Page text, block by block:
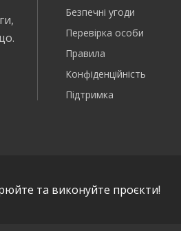
Безпечні угоди
Перевірка особи
Правила
Конфіденційність
Підтримка
та виконуйте проєкти!